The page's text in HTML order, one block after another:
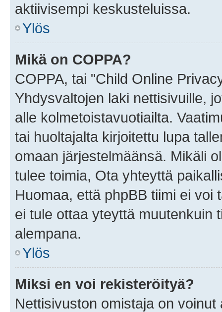
aktiivisempi keskusteluissa.
Ylös
Mikä on COPPA?
COPPA, tai "Child Online
Yhdysvaltojen laki nettisivuille,
alle kolmetoistavuotiailta.
tai huoltajalta kirjoitettu lupa
omaan järjestelmäänsä. Mikäli
tulee toimia, Ota yhteyttä
Huomaa, että phpBB tiimi ei
ei tule ottaa yteyttä muutenkuin
alempana.
Ylös
Miksi en voi rekisteröityä?
Nettisivuston omistaja on